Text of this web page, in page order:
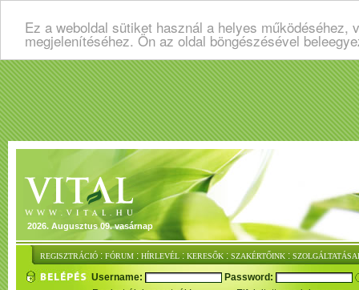
Ez a weboldal sütiket használ a helyes
megjelenítéséhez. Ön az oldal böngészésével
2026. Augusztus 09. vasárnap
REGISZTRÁCIÓ : FÓRUM : HÍRLEVÉL : KERESŐK : SZAKÉRTŐINK :
Username:
Password: